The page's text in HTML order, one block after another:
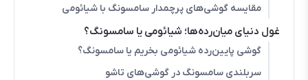
مقایسه گوشی‌های پرچمدار سامسونگ با شیائومی
غول دنیای میان‌رده‌ها؛ شیائومی یا سامسونگ؟
گوشی پایین‌رده شیائومی بخریم یا سامسونگ؟
سربلندی سامسونگ در گوشی‌های تاشو